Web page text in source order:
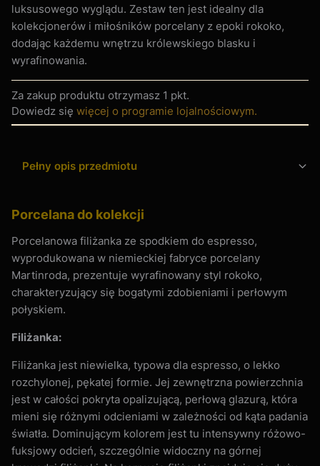
luksusowego wyglądu. Zestaw ten jest idealny dla
kolekcjonerów i miłośników porcelany z epoki rokoko,
dodając każdemu wnętrzu królewskiego blasku i
wyrafinowania.
Za zakup produktu otrzymasz 1 pkt.
Dowiedz się więcej o programie lojalnościowym.
Pełny opis przedmiotu
Porcelana do kolekcji
Porcelanowa filiżanka ze spodkiem do espresso,
wyprodukowana w niemieckiej fabryce porcelany
Martinroda, prezentuje wyrafinowany styl rokoko,
charakteryzujący się bogatymi zdobieniami i perłowym
połyskiem.
Filiżanka:
Filiżanka jest niewielka, typowa dla espresso, o lekko
rozchylonej, pękatej formie. Jej zewnętrzna powierzchnia
jest w całości pokryta opalizującą, perłową glazurą, która
mieni się różnymi odcieniami w zależności od kąta padania
światła. Dominującym kolorem jest tu intensywny różowo-
fuksjowy odcień, szczególnie widoczny na górnej